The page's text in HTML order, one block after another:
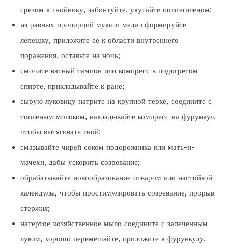
срезом к гнойнику, забинтуйте, укутайте полиэтиленом;
из равных пропорций муки и меда сформируйте
лепешку, приложите ее к области внутреннего
поражения, оставьте на ночь;
смочите ватный тампон или компресс в подогретом
спирте, прикладывайте к ране;
сырую луковицу натрите на крупной терке, соедините с
топленым молоком, накладывайте компресс на фурункул,
чтобы вытягивать гной;
смазывайте чирей соком подорожника или мать-и-
мачехи, дабы ускорить созревание;
обрабатывайте новообразование отваром или настойкой
календулы, чтобы простимулировать созревание, прорыв
стержня;
натертое хозяйственное мыло соедините с запеченным
луком, хорошо перемешайте, приложите к фурункулу.